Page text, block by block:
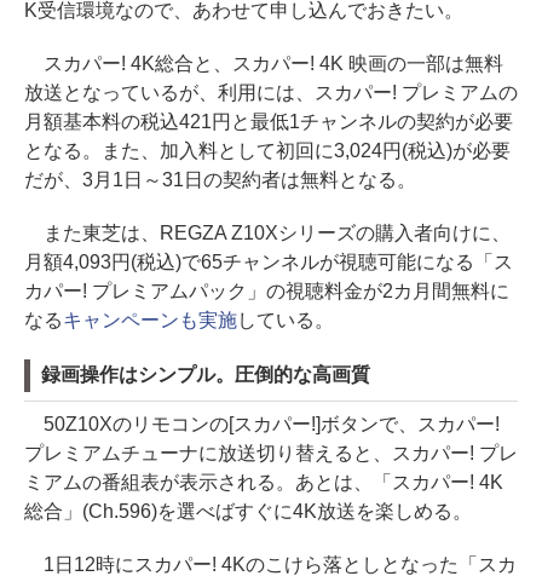
K受信環境なので、あわせて申し込んでおきたい。
スカパー! 4K総合と、スカパー! 4K 映画の一部は無料
放送となっているが、利用には、スカパー! プレミアムの
月額基本料の税込421円と最低1チャンネルの契約が必要
となる。また、加入料として初回に3,024円(税込)が必要
だが、3月1日～31日の契約者は無料となる。
また東芝は、REGZA Z10Xシリーズの購入者向けに、
月額4,093円(税込)で65チャンネルが視聴可能になる「ス
カパー! プレミアムパック」の視聴料金が2カ月間無料に
なるキャンペーンも実施している。
録画操作はシンプル。圧倒的な高画質
50Z10Xのリモコンの[スカパー!]ボタンで、スカパー!
プレミアムチューナに放送切り替えると、スカパー! プレ
ミアムの番組表が表示される。あとは、「スカパー! 4K
総合」(Ch.596)を選べばすぐに4K放送を楽しめる。
1日12時にスカパー! 4Kのこけら落としとなった「スカ